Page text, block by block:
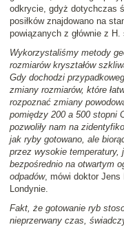
odkrycie, gdyż dotychczas
posiłków znajdowano na
powiązanych z głównie z H.
Wykorzystaliśmy metody
rozmiarów kryształów
Gdy dochodzi
zmiany rozmiarów, które
rozpoznać zmiany
pomiędzy 200 a 500 stopni
pozwoliły nam na
jak ryby gotowano, ale
przez wysokie temperatury,
bezpośrednio na otwartym
odpadów, mówi doktor Jens
Londynie.
Fakt, że gotowanie ryb
nieprzerwany czas,